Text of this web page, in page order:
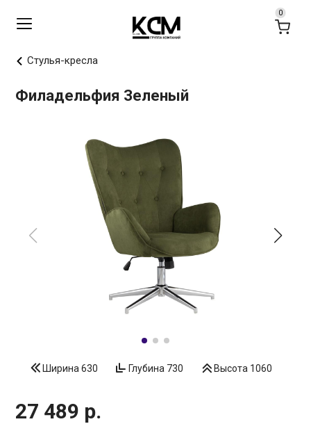
Стулья-кресла
Филадельфия Зеленый
Ширина 630 Глубина 730 Высота 1060
27 489 р.